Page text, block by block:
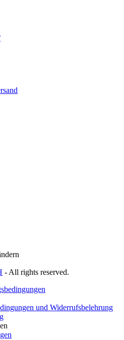
- All rights reserved.
und Widerrufsbelehrung